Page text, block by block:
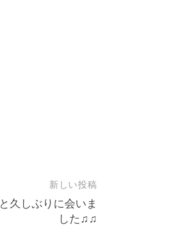
新しい投稿
久しぶりに会いま
した♫♫